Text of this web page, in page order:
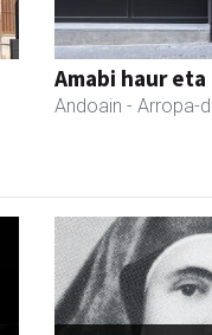
Amabi haur
Andoain - Arropa-